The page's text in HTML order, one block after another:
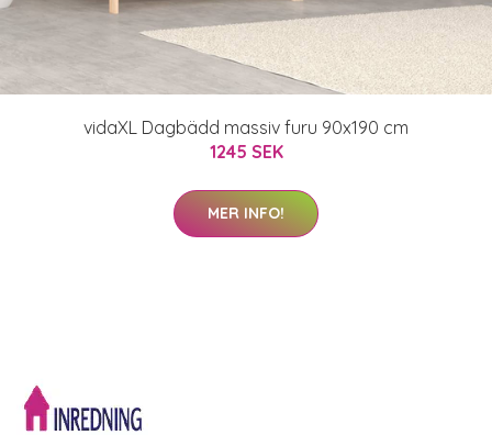
vidaXL Dagbädd massiv furu 90x190 cm
1245 SEK
MER INFO!